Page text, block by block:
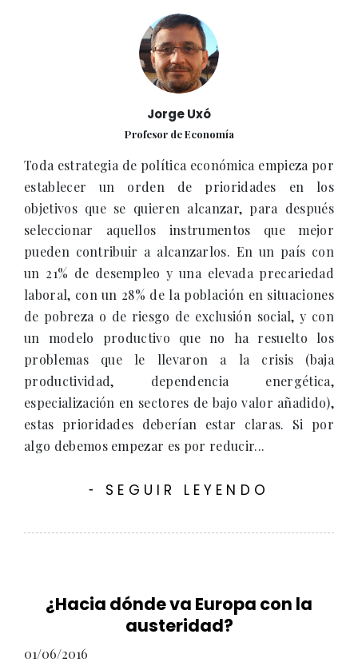
Jorge Uxó
Profesor de Economía
Toda estrategia de política económica empieza por
establecer un orden de prioridades en los
objetivos que se quieren alcanzar, para después
seleccionar aquellos instrumentos que mejor
pueden contribuir a alcanzarlos. En un país con
un 21% de desempleo y una elevada precariedad
laboral, con un 28% de la población en situaciones
de pobreza o de riesgo de exclusión social, y con
un modelo productivo que no ha resuelto los
problemas que le llevaron a la crisis (baja
productividad, dependencia energética,
especialización en sectores de bajo valor añadido),
estas prioridades deberían estar claras. Si por
algo debemos empezar es por reducir...
- SEGUIR LEYENDO
¿Hacia dónde va Europa con la
austeridad?
01/06/2016